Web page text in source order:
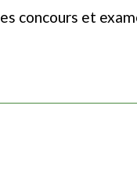
concours et